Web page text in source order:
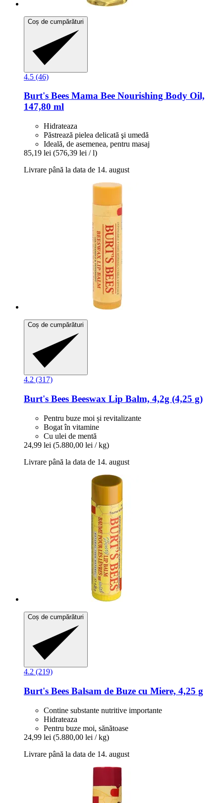
Coș de cumpărături
4.5 (46)
Burt's Bees Mama Bee Nourishing Body Oil,
147,80 ml
Hidrateaza
Păstrează pielea delicată şi umedă
Ideală, de asemenea, pentru masaj
85,19 lei (576,39 lei / l)
Livrare până la data de 14. august
Coș de cumpărături
4.2 (317)
Burt's Bees Beeswax Lip Balm, 4,2g (4,25 g)
Pentru buze moi și revitalizante
Bogat în vitamine
Cu ulei de mentă
24,99 lei (5.880,00 lei / kg)
Livrare până la data de 14. august
Coș de cumpărături
4.2 (219)
Burt's Bees Balsam de Buze cu Miere, 4,25 g
Contine substante nutritive importante
Hidrateaza
Pentru buze moi, sănătoase
24,99 lei (5.880,00 lei / kg)
Livrare până la data de 14. august